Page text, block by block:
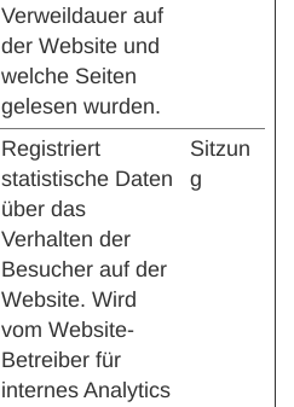
Verweildauer auf
der Website und
welche Seiten
gelesen wurden.
Registriert
statistische Daten
über das
Verhalten der
Besucher auf der
Website. Wird
vom Website-
Betreiber für
internes Analytics
Sitzun
g